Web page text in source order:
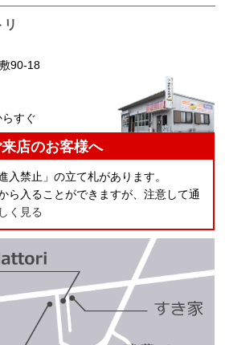
90-18
すぐ
来店のお客様へ
入禁止」の立て札があります。
ら入ることができますが、注意して通
く見る